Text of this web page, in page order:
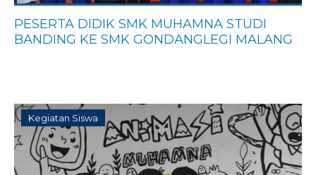
PESERTA DIDIK SMK MUHAMNA STUDI
BANDING KE SMK GONDANGLEGI MALANG
Kegiatan Siswa